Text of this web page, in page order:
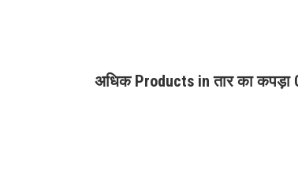
अधिक Products in तार का कपड़ा